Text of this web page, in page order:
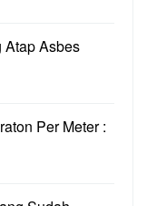
Atap Asbes
Per Meter :